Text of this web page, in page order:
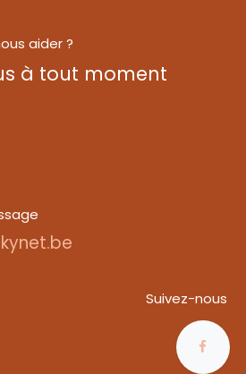
aider ?
à tout moment
Suivez-nous